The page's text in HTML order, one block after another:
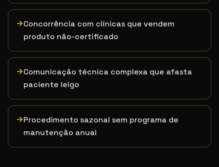
→Concorrência com clínicas que vendem
produto não-certificado
→Comunicação técnica complexa que afasta
paciente leigo
→Procedimento sazonal sem programa de
manutenção anual